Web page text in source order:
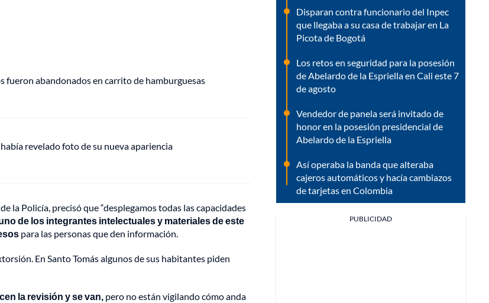
fueron abandonados en carrito de hamburguesas
revelado foto de su nueva apariencia
Policía, precisó que “desplegamos todas las capacidades
de los integrantes intelectuales y materiales de este
para las personas que den información.
En Santo Tomás algunos de sus habitantes piden
la revisión y se van, pero no están vigilando cómo anda
Disparan contra funcionario del Inpec
que llegaba a su casa de trabajar en La
Picota de Bogotá
Los retos en seguridad para la posesión
de Abelardo de la Espriella en Cali este 7
de agosto
Vendedor de panela será invitado de
honor en la posesión presidencial de
Abelardo de la Espriella
Así operaba la banda que alteraba
cajeros automáticos y hacía cambiazos
de tarjetas en Colombia
PUBLICIDAD